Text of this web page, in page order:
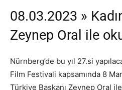
08.03.2023 »
Zeynep Oral ile
Nürnberg’de bu yıl 27.si
Film Festivali kapsamında 8
Türkiye Başkanı Zeynep Oral